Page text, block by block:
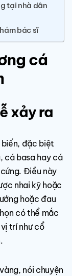
tại nhà dân
bác sĩ
cá
xảy ra
đặc biệt
cá basa hay cá
Điều này
nhai kỹ hoặc
hoặc đau
có thể mắc
trí như cổ
nói chuyện